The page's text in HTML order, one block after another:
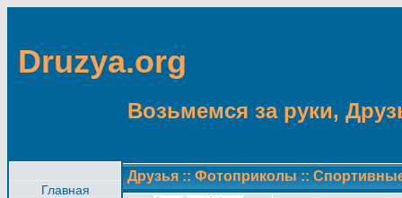
Druzya.org
Возьмемся за руки,
Главная
Друзья :: Фотоприколы ::